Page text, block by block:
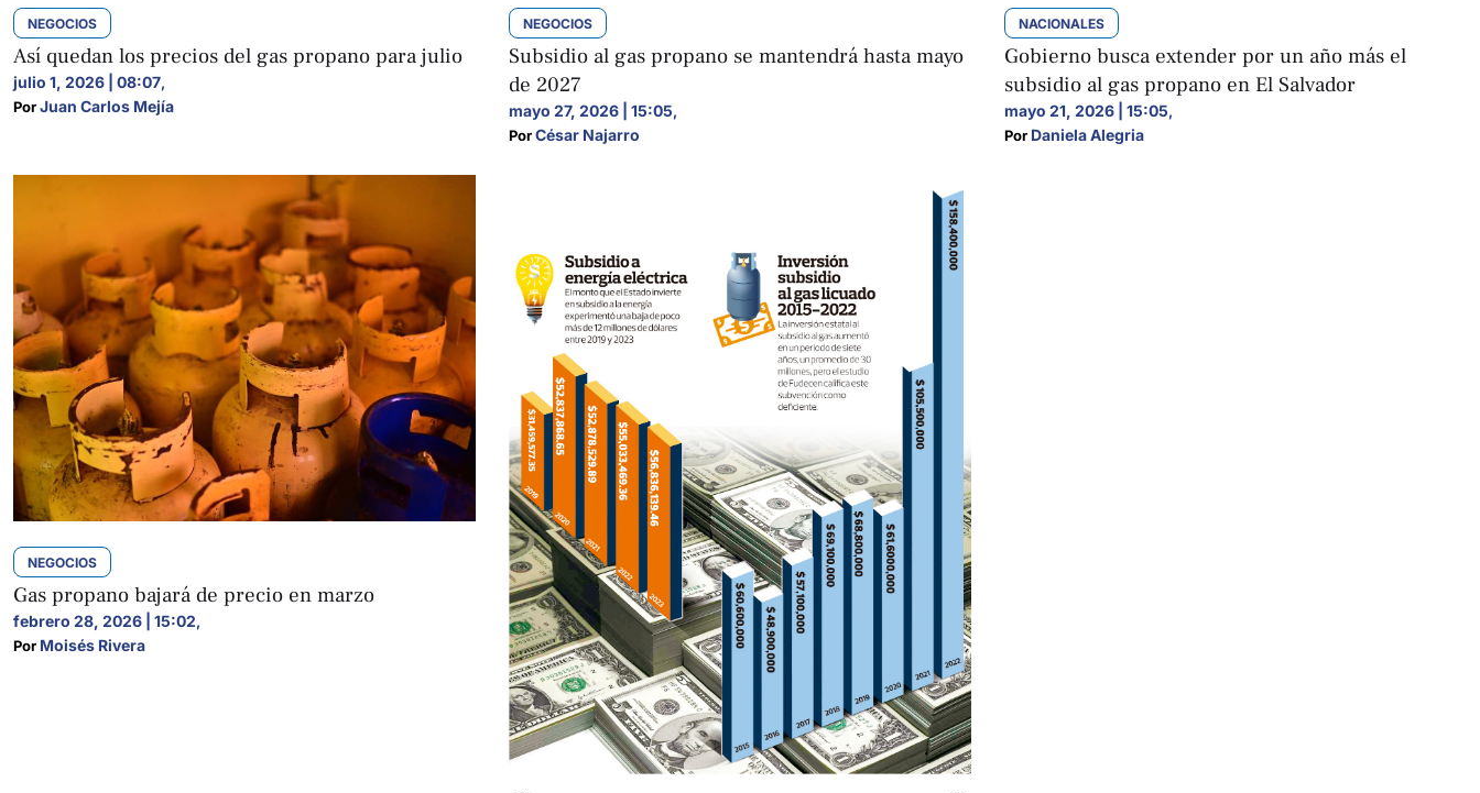
NEGOCIOS
Así quedan los precios del gas propano para julio
julio 1, 2026 | 08:07,
Por Juan Carlos Mejía
NEGOCIOS
Subsidio al gas propano se mantendrá hasta mayo
de 2027
mayo 27, 2026 | 15:05,
Por César Najarro
NACIONALES
Gobierno busca extender por un año más el
subsidio al gas propano en El Salvador
mayo 21, 2026 | 15:05,
Por Daniela Alegria
NEGOCIOS
Gas propano bajará de precio en marzo
febrero 28, 2026 | 15:02,
Por Moisés Rivera